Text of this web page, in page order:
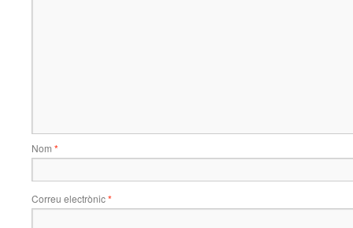
Nom *
Correu electrònic*